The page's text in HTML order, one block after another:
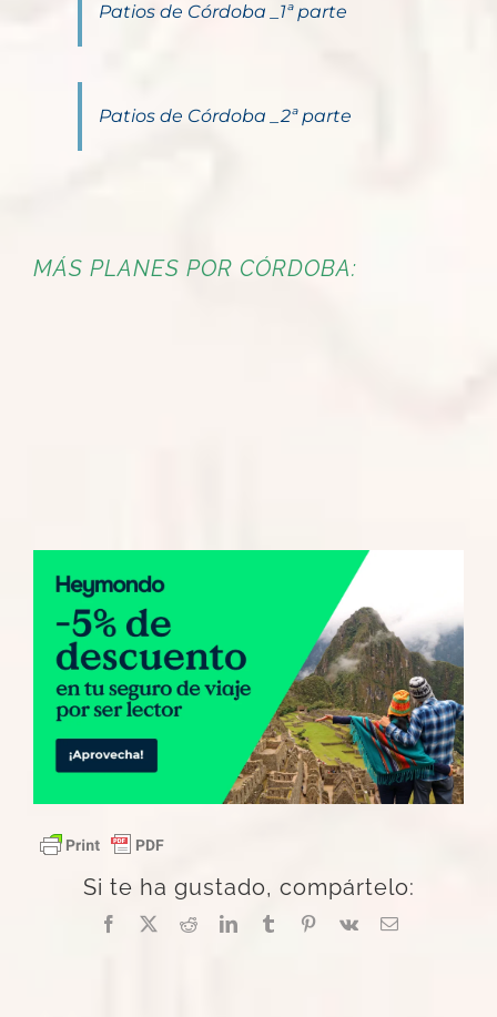
Patios de Córdoba _1ª parte
Patios de Córdoba _2ª parte
MÁS PLANES POR CÓRDOBA:
Si te ha gustado, compártelo:
Facebook
X RedditLinkedInTumblrPinterest
Vk
Correo